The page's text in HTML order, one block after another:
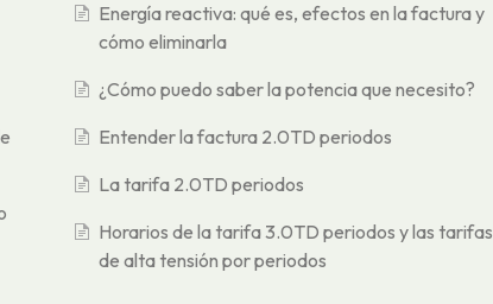
Energía reactiva: qué es, efectos en la factura y
cómo eliminarla
¿Cómo puedo saber la potencia que necesito?
Entender la factura 2.0TD periodos
La tarifa 2.0TD periodos
Horarios de la tarifa 3.0TD periodos y las tarifas
de alta tensión por periodos